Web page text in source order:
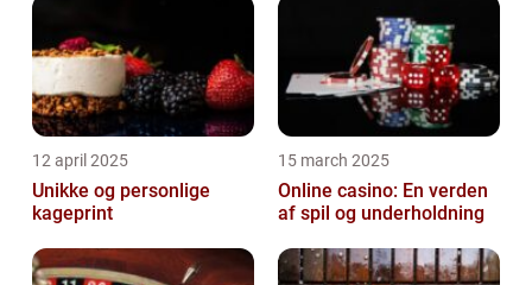
12 april 2025
Unikke og personlige
kageprint
15 march 2025
Online casino: En verden
af spil og underholdning